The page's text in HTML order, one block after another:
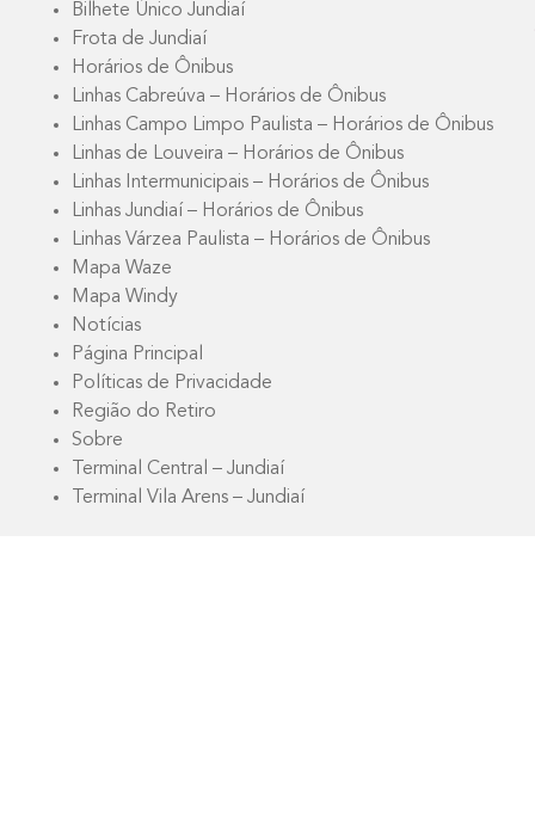
Bilhete Único Jundiaí
Frota de Jundiaí
Horários de Ônibus
Linhas Cabreúva – Horários de Ônibus
Linhas Campo Limpo Paulista – Horários de Ônibus
Linhas de Louveira – Horários de Ônibus
Linhas Intermunicipais – Horários de Ônibus
Linhas Jundiaí – Horários de Ônibus
Linhas Várzea Paulista – Horários de Ônibus
Mapa Waze
Mapa Windy
Notícias
Página Principal
Políticas de Privacidade
Região do Retiro
Sobre
Terminal Central – Jundiaí
Terminal Vila Arens – Jundiaí